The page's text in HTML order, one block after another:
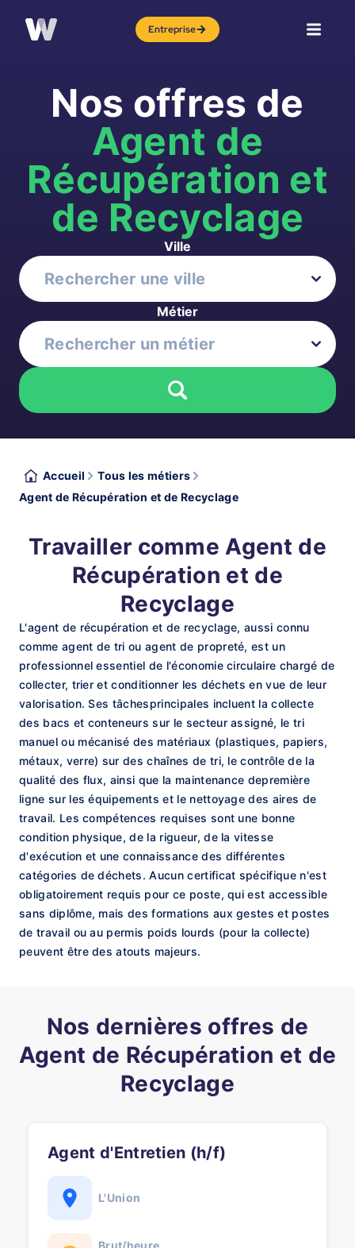
Entreprise
Nos offres de
Agent de
Récupération et
de Recyclage
Ville
Métier
Accueil
Tous les métiers
Agent de Récupération et de Recyclage
Travailler comme Agent de
Récupération et de
Recyclage
L'agent de récupération et de recyclage, aussi connu
comme agent de tri ou agent de propreté, est un
professionnel essentiel de l'économie circulaire chargé de
collecter, trier et conditionner les déchets en vue de leur
valorisation. Ses tâchesprincipales incluent la collecte
des bacs et conteneurs sur le secteur assigné, le tri
manuel ou mécanisé des matériaux (plastiques, papiers,
métaux, verre) sur des chaînes de tri, le contrôle de la
qualité des flux, ainsi que la maintenance depremière
ligne sur les équipements et le nettoyage des aires de
travail. Les compétences requises sont une bonne
condition physique, de la rigueur, de la vitesse
d'exécution et une connaissance des différentes
catégories de déchets. Aucun certificat spécifique n'est
obligatoirement requis pour ce poste, qui est accessible
sans diplôme, mais des formations aux gestes et postes
de travail ou au permis poids lourds (pour la collecte)
peuvent être des atouts majeurs.
Nos dernières offres de
Agent de Récupération et de
Recyclage
Agent d'Entretien (h/f)
L'Union
Brut/heure